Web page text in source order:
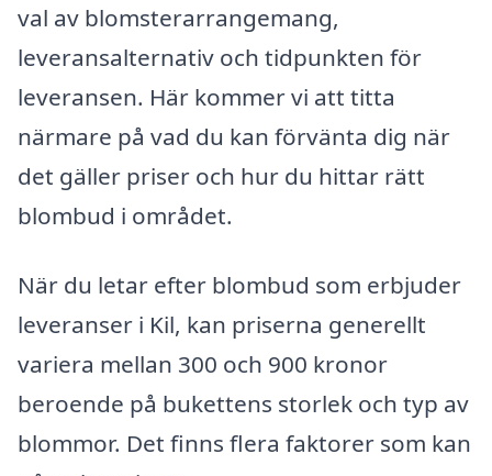
val av blomsterarrangemang,
leveransalternativ och tidpunkten för
leveransen. Här kommer vi att titta
närmare på vad du kan förvänta dig när
det gäller priser och hur du hittar rätt
blombud i området.
När du letar efter blombud som erbjuder
leveranser i Kil, kan priserna generellt
variera mellan 300 och 900 kronor
beroende på bukettens storlek och typ av
blommor. Det finns flera faktorer som kan